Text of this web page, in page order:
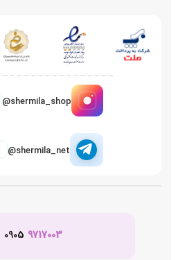
@shermila_shop
@shermila_net
0905 9717003